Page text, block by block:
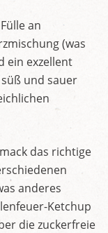
an
(was
ein exzellent
und sauer
das richtige
anderes
Ketchup
die zuckerfreie